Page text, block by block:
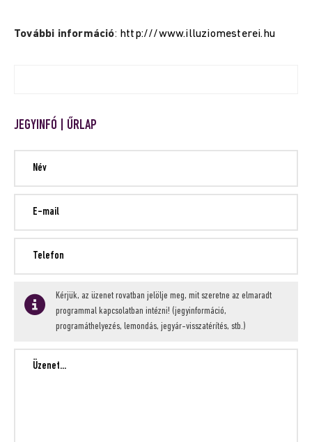
További információ: http:///www.illuziomesterei.hu
JEGYINFÓ | ŰRLAP
Kérjük, az üzenet rovatban jelölje meg, mit szeretne az elmaradt
programmal kapcsolatban intézni! (jegyinformáció,
programáthelyezés, lemondás, jegyár-visszatérítés, stb.)